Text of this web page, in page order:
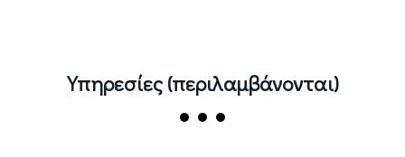
Υπηρεσίες (περιλαμβάνονται)